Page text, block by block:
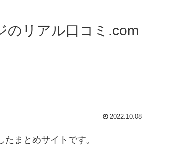
のリアル口コミ.com
2022.10.08
まとめサイトです。